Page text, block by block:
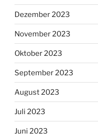
Dezember 2023
November 2023
Oktober 2023
September 2023
August 2023
Juli 2023
Juni 2023